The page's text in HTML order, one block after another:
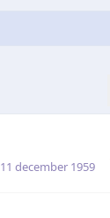
11 december 1959